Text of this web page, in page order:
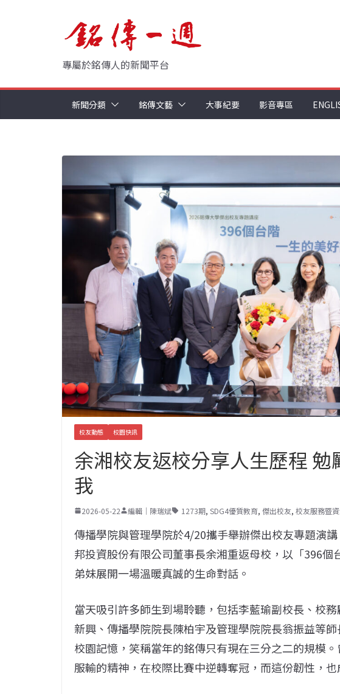
專屬於銘傳人的新聞平台
新聞分類 銘傳文藝 大事紀要 影音專區
校友動態 校園快訊
余湘校友返校分享人生歷程
我
2026-05-22 編輯｜陳瑞斌 1273期, SDG4優質教育, 傑出校友, 校友服務暨
傳播學院與管理學院於4/20攜手舉辦傑出校友專題演
邦投資股份有限公司董事長余湘重返母校，以「396
弟妹展開一場溫暖真誠的生命對話。
當天吸引許多師生到場聆聽，包括李藍瑜副校長、校
新興、傳播學院院長陳柏宇及管理學院院長翁振益等
校園記憶，笑稱當年的銘傳只有現在三分之二的規模
服輸的精神，在校際比賽中逆轉奪冠，而這份韌性，